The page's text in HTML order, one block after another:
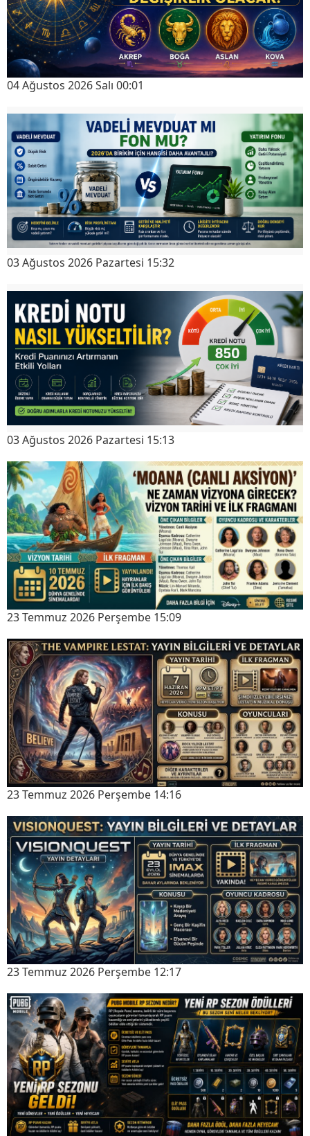
04 Ağustos 2026 Salı 00:01
03 Ağustos 2026 Pazartesi 15:32
03 Ağustos 2026 Pazartesi 15:13
23 Temmuz 2026 Perşembe 15:09
23 Temmuz 2026 Perşembe 14:16
23 Temmuz 2026 Perşembe 12:17